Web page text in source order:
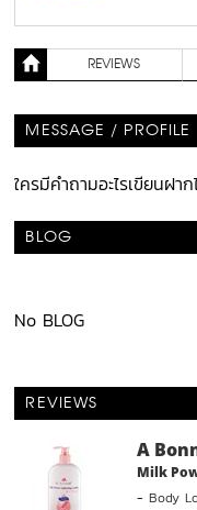
REVIEWS
MESSAGE / PROFILE
ใครมีคำถามอะไรเขียนฝา
BLOG
No BLOG
REVIEWS
A
Milk
-Body